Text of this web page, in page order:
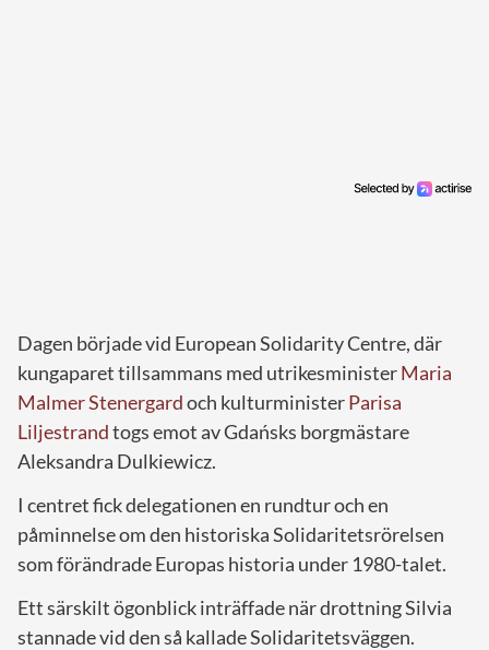
Dagen började vid European Solidarity Centre, där
kungaparet tillsammans med utrikesministerMaria
Malmer Stenergardoch kulturministerParisa
Liljestrandtogs emot av Gdańsks borgmästare
Aleksandra Dulkiewicz.
I centret fick delegationen en rundtur och en
påminnelse om den historiska Solidaritetsrörelsen
som förändrade Europas historia under 1980-talet.
Ett särskilt ögonblick inträffade när drottning Silvia
stannade vid den så kallade Solidaritetsväggen.